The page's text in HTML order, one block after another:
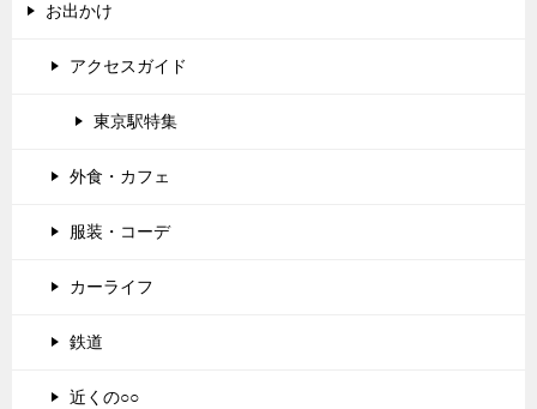
お出かけ
アクセスガイド
東京駅特集
外食・カフェ
服装・コーデ
カーライフ
鉄道
近くの○○